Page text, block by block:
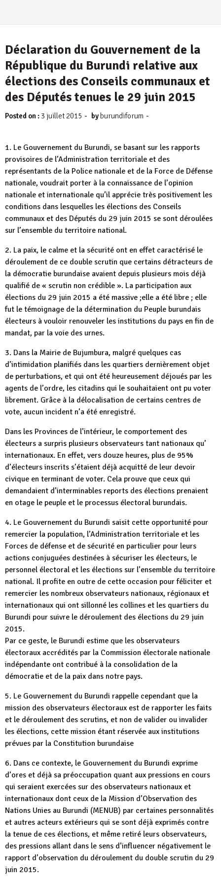
Déclaration du Gouvernement de la
République du Burundi relative aux
élections des Conseils communaux et
des Députés tenues le 29 juin 2015
Posted on : 3 juillet 2015 - by burundiforum -
1. Le Gouvernement du Burundi, se basant sur les rapports
provisoires de l’Administration territoriale et des
représentants de la Police nationale et de la Force de Défense
nationale, voudrait porter à la connaissance de l’opinion
nationale et internationale qu’il apprécie très positivement les
conditions dans lesquelles les élections des Conseils
communaux et des Députés du 29 juin 2015 se sont déroulées
sur l’ensemble du territoire national.
2. La paix, le calme et la sécurité ont en effet caractérisé le
déroulement de ce double scrutin que certains détracteurs de
la démocratie burundaise avaient depuis plusieurs mois déjà
qualifié de « scrutin non crédible ». La participation aux
élections du 29 juin 2015 a été massive ;elle a été libre ; elle
fut le témoignage de la détermination du Peuple burundais
électeurs à vouloir renouveler les institutions du pays en fin de
mandat, par la voie des urnes.
3. Dans la Mairie de Bujumbura, malgré quelques cas
d’intimidation planifiés dans les quartiers dernièrement objet
de perturbations, et qui ont été heureusement déjoués par les
agents de l’ordre, les citadins qui le souhaitaient ont pu voter
librement. Grâce à la délocalisation de certains centres de
vote, aucun incident n’a été enregistré.
Dans les Provinces de l’intérieur, le comportement des
électeurs a surpris plusieurs observateurs tant nationaux qu’
internationaux. En effet, vers douze heures, plus de 95%
d’électeurs inscrits s’étaient déjà acquitté de leur devoir
civique en terminant de voter. Cela prouve que ceux qui
demandaient d’interminables reports des élections prenaient
en otage le peuple et le processus électoral burundais.
4. Le Gouvernement du Burundi saisit cette opportunité pour
remercier la population, l’Administration territoriale et les
Forces de défense et de sécurité en particulier pour leurs
actions conjuguées destinées à sécuriser les électeurs, le
personnel électoral et les élections sur l’ensemble du territoire
national. Il profite en outre de cette occasion pour féliciter et
remercier les nombreux observateurs nationaux, régionaux et
internationaux qui ont sillonné les collines et les quartiers du
Burundi pour suivre le déroulement des élections du 29 juin
2015.
Par ce geste, le Burundi estime que les observateurs
électoraux accrédités par la Commission électorale nationale
indépendante ont contribué à la consolidation de la
démocratie et de la paix dans notre pays.
5. Le Gouvernement du Burundi rappelle cependant que la
mission des observateurs électoraux est de rapporter les faits
et le déroulement des scrutins, et non de valider ou invalider
les élections, cette mission étant réservée aux institutions
prévues par la Constitution burundaise
6. Dans ce contexte, le Gouvernement du Burundi exprime
d’ores et déjà sa préoccupation quant aux pressions en cours
qui seraient exercées sur des observateurs nationaux et
internationaux dont ceux de la Mission d’Observation des
Nations Unies au Burundi (MENUB) par certaines personnalités
et autres acteurs extérieurs qui se sont déjà exprimés contre
la tenue de ces élections, et même retiré leurs observateurs,
des pressions allant dans le sens d’influencer négativement le
rapport d’observation du déroulement du double scrutin du 29
juin 2015.